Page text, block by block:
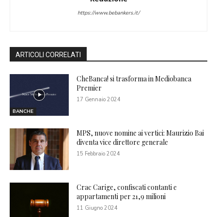
https://www.bebankers.it/
ARTICOLI CORRELATI
BANCHE
CheBanca! si trasforma in Mediobanca
Premier
17 Gennaio 2024
MPS, nuove nomine ai vertici: Maurizio Bai
diventa vice direttore generale
15 Febbraio 2024
Crac Carige, confiscati contanti e
appartamenti per 21,9 milioni
11 Giugno 2024